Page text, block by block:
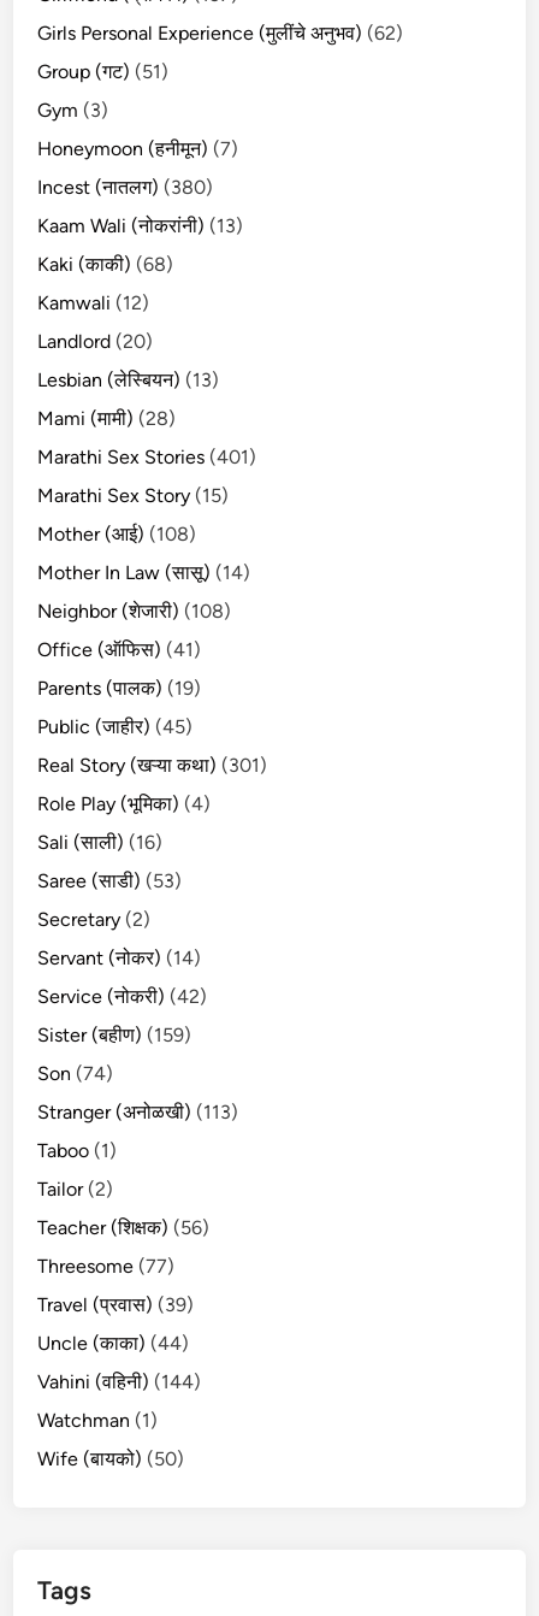
Girls Personal Experience (मुलींचे अनुभव) (62)
Group (गट) (51)
Gym (3)
Honeymoon (हनीमून) (7)
Incest (नातलग) (380)
Kaam Wali (नोकरांनी) (13)
Kaki (काकी) (68)
Kamwali (12)
Landlord (20)
Lesbian (लेस्बियन) (13)
Mami (मामी) (28)
Marathi Sex Stories (401)
Marathi Sex Story (15)
Mother (आई) (108)
Mother In Law (सासू) (14)
Neighbor (शेजारी) (108)
Office (ऑफिस) (41)
Parents (पालक) (19)
Public (जाहीर) (45)
Real Story (खऱ्या कथा) (301)
Role Play (भूमिका) (4)
Sali (साली) (16)
Saree (साडी) (53)
Secretary (2)
Servant (नोकर) (14)
Service (नोकरी) (42)
Sister (बहीण) (159)
Son (74)
Stranger (अनोळखी) (113)
Taboo (1)
Tailor(2)
Teacher (शिक्षक) (56)
Threesome (77)
Travel (प्रवास) (39)
Uncle (काका) (44)
Vahini (वहिनी) (144)
Watchman (1)
Wife (बायको) (50)
Tags